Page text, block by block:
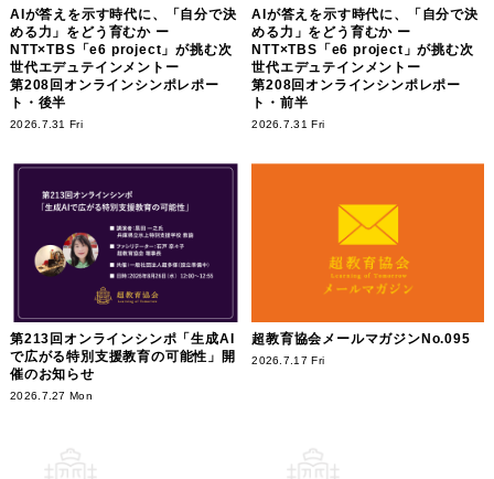
AIが答えを示す時代に、「自分で決
める力」をどう育むか ー
NTT×TBS「e6 project」が挑む次
世代エデュテインメントー
第208回オンラインシンポレポー
ト・後半
2026.7.31 Fri
AIが答えを示す時代に、「自分で決
める力」をどう育むか ー
NTT×TBS「e6 project」が挑む次
世代エデュテインメントー
第208回オンラインシンポレポー
ト・前半
2026.7.31 Fri
第213回オンラインシンポ「生成AI
で広がる特別支援教育の可能性」開
催のお知らせ
2026.7.27 Mon
超教育協会メールマガジンNo.095
2026.7.17 Fri